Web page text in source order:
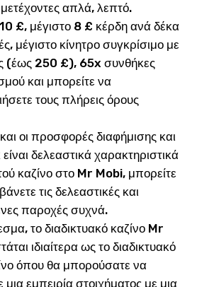
απλά, λεπτό.
£, μέγιστο 8 £ κέρδη ανά δέκα
μέγιστο κίνητρο συγκρίσιμο με
(έως 250 £), 65x συνθήκες
και μπορείτε να
τους πλήρεις όρους
οι προσφορές διαφήμισης και
δελεαστικά χαρακτηριστικά
καζίνο στο Mr Mobi, μπορείτε
τις δελεαστικές και
παροχές συχνά.
το διαδικτυακό καζίνο Mr
ιδιαίτερα ως το διαδικτυακό
όπου θα μπορούσατε να
εμπειρία στοιχήματος με μια